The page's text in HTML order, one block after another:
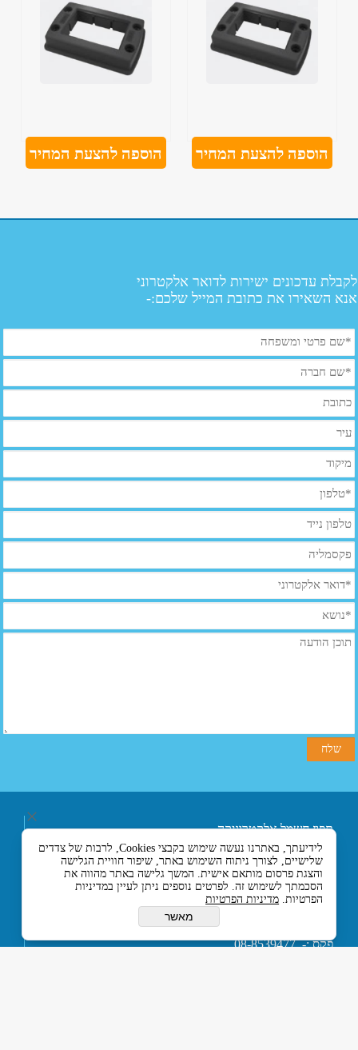
הוספה להצעת המחיר הוספה להצעת המחיר
לקבלת עדכונים ישירות לדואר אלקטרוני
אנא השאירו את כתובת המייל שלכם:-
תפוז חשמל אלקטרוניקה
ובקרה בע"מ
רחוב אליעזר בן הורקנוס 5
אזור התעשייה הצפוני,
כניסה מרחוב המסגר, לוד
7129330 ישראל
פקס :- 08-8539477
לידיעתך, באתרנו נעשה שימוש בקבצי Cookies, לרבות של צדדים
שלישיים, לצורך ניתוח השימוש באתר, שיפור חוויית הגלישה
והצגת פרסום מותאם אישית. המשך גלישה באתר מהווה את
הסכמתך לשימוש זה. לפרטים נוספים ניתן לעיין במדיניות
הפרטיות. מדיניות הפרטיות
מאשר